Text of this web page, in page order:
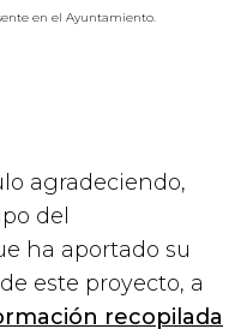
en el Ayuntamiento.
agradeciendo,
del
ha aportado su
este proyecto, a
recopilada